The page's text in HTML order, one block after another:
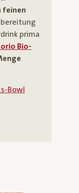
feinen
prima
Bio-
Bowl